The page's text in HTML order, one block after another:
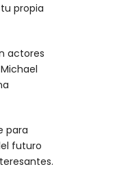
propia
actores
para
futuro